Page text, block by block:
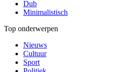
Dub
Minimalistisch
Top onderwerpen
Nieuws
Cultuur
Sport